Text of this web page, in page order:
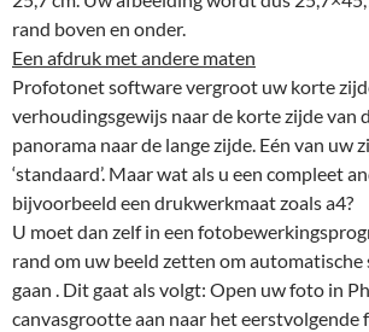
rand boven en onder.
Een afdruk met andere maten
Profotonet software vergroot uw korte
verhoudingsgewijs naar de korte zijde van
panorama naar de lange zijde. Eén van uw
‘standaard’. Maar wat als u een compleet
bijvoorbeeld een drukwerkmaat zoals a4?
U moet dan zelf in een
rand om uw beeld zetten om automatische
gaan . Dit gaat als volgt: Open uw foto in
canvasgrootte aan naar het